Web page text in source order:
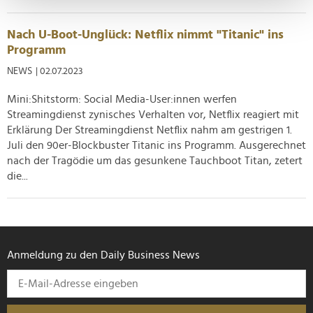
Abschnitt Einzelheiten fest.
Wir verwenden Cookies, um Inhalte und Anzeigen zu
zu können und die Zugriffe auf unsere Website zu
analysieren. Außerdem geben wir Informationen zu Ihrer
Verwendung unserer Website an unsere Partner für
soziale Medien, Werbung und Analysen weiter. Unsere
Partner führen diese Informationen möglicherweise mit
gesammelt haben.
Nach U-Boot-Unglück: Netflix nimmt "Titanic" ins
Programm
NEWS | 02.07.2023
Mini:Shitstorm: Social Media-User:innen werfen
Streamingdienst zynisches Verhalten vor, Netflix reagiert mit
Erklärung Der Streamingdienst Netflix nahm am gestrigen 1.
Juli den 90er-Blockbuster Titanic ins Programm. Ausgerechnet
nach der Tragödie um das gesunkene Tauchboot Titan, zetert
die...
Anmeldung zu den Daily Business News